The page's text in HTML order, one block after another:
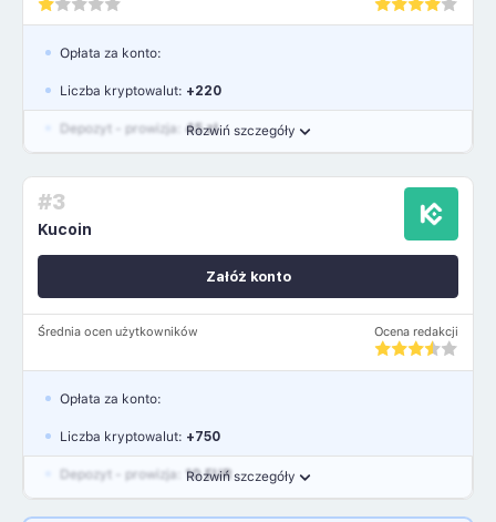
Rozwiń szczegóły
Opłata za konto:
Liczba kryptowalut: +220
Depozyt - prowizja: 45 zł
Język polski: NIE
#3
Kucoin
Średnia ocen użytkowników Ocena redakcji
Załóż konto
Rozwiń szczegóły
Opłata za konto:
Liczba kryptowalut: +750
Depozyt - prowizja: 10 EUR